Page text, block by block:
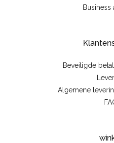
Business
Beveiligde
Algemene